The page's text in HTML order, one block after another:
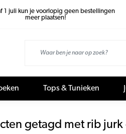
1 juli kun je voorlopig geen bestellingen
meer plaatsen!
Tops & Tunieken
getagd met rib jurk